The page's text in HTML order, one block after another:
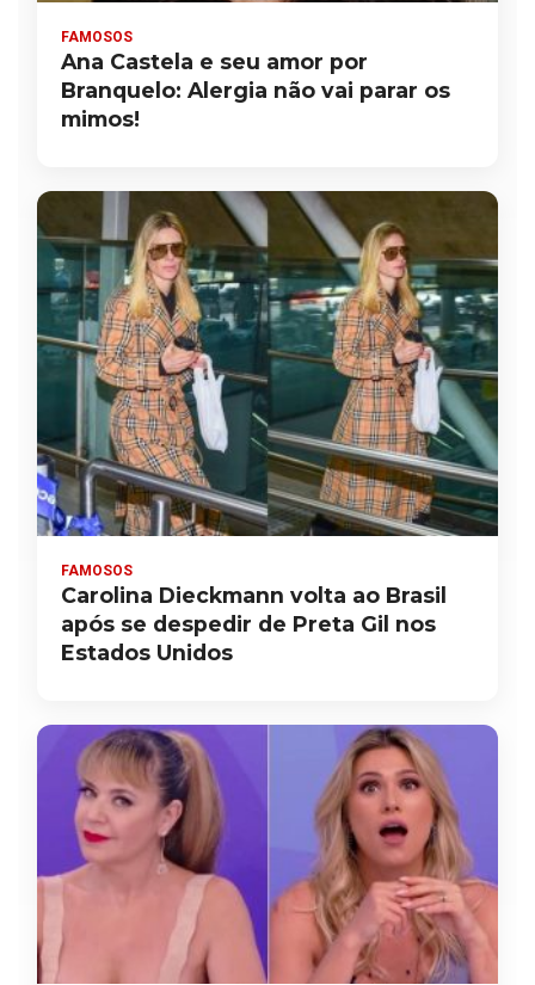
FAMOSOS
Ana Castela e seu amor por
Branquelo: Alergia não vai parar os
mimos!
FAMOSOS
Carolina Dieckmann volta ao Brasil
após se despedir de Preta Gil nos
Estados Unidos